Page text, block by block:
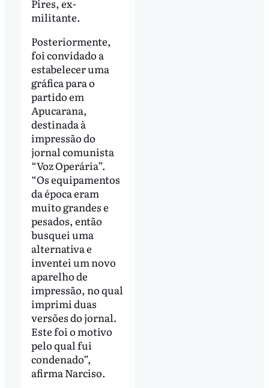
Pires, ex-
militante.
Posteriormente,
foi convidado a
estabelecer uma
gráfica para o
partido em
Apucarana,
destinada à
impressão do
jornal comunista
“Voz Operária”.
“Os equipamentos
da época eram
muito grandes e
pesados, então
busquei uma
alternativa e
inventei um novo
aparelho de
impressão, no qual
imprimi duas
versões do jornal.
Este foi o motivo
pelo qual fui
condenado”,
afirma Narciso.